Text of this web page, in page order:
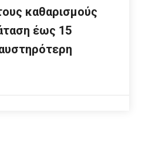
καθαρισμούς
έως 15